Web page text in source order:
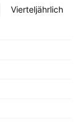
Vierteljährlich